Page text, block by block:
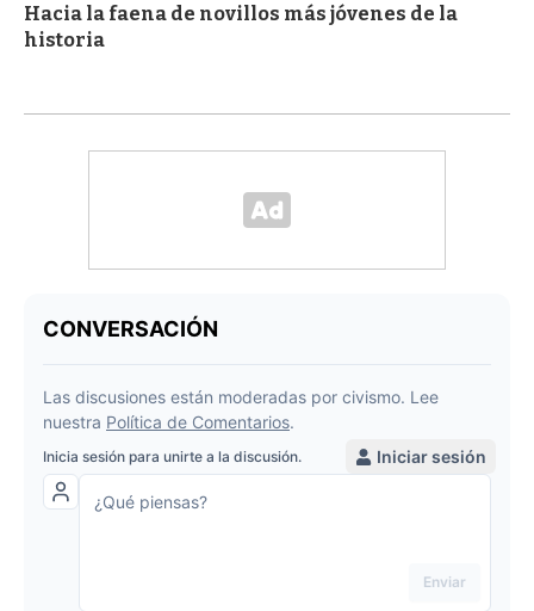
Hacia la faena de novillos más jóvenes de la
historia